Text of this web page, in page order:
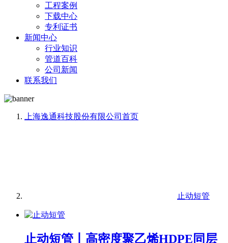
工程案例
下载中心
专利证书
新闻中心
行业知识
管道百科
公司新闻
联系我们
上海逸通科技股份有限公司 首页
止动短管
止动短管丨高密度聚乙烯HDPE同层